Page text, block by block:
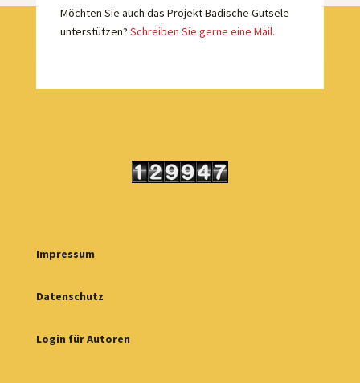
Möchten Sie auch das Projekt Badische Gutsele
unterstützen? Schreiben Sie gerne eine Mail.
Impressum
Datenschutz
Login für Autoren